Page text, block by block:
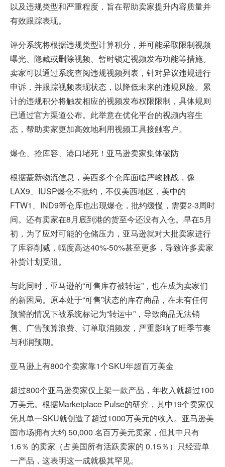
以及违规类型和严重程度，旨在帮助卖家提升内容质量并
有效跟踪表现。
评分系统将根据违规类型计算积分，并可能采取限制视频
曝光、隐藏或删除视频、暂时锁定视频发布功能等措施。
卖家可以通过系统查阅违规视频列表，针对异议违规进行
申诉，并跟踪视频表现状态，以降低未来的违规风险。累
计的违规积分将触发相应的视频发布权限限制，具体规则
已通过官方渠道公布。此举意在优化平台的视频内容生
态，帮助卖家更加高效地利用视频工具接触客户。
爆仓、抢库容、港口堵死！亚马逊卖家集体破防
根据蕞新物流信息，美西多个仓库面临严峻挑战，像
LAX9、IUSP爆仓不批约，不仅美西地区，美中的
FTW1、IND9等仓库也出现爆仓，批约缓慢，需要2-3周时
间。还有卖家在8月底到港的货至今还没有入仓。早在5月
初，为了应对可能的仓储压力，亚马逊就对大批卖家进行
了库容削减，幅度高达40%-50%甚至更多，导致许多卖家
补货计划受阻。
与此同时，亚马逊的“可售库存被转运”，也在成为卖家们
的新困局。原本处于“可售”状态的库存商品，在未有任何
预警的情况下被系统标记为“转运中”，导致商品无法销
售、广告预算浪费、订单取消频发，严重影响了旺季节奏
与利润预期。
亚马逊上有800个卖家靠1个SKU年超百万美金
超过800个亚马逊卖家仅上架一款产品，年收入就超过100
万美元。根据Marketplace Pulse的研究，其中19个卖家仅
凭其单一SKU就创造了超过1000万美元的收入。亚马逊美
国市场拥有大约 50,000 名百万美元卖家，但其中只有
1.6％ 的卖家（占美国所有活跃卖家的 0.15％）只经营单
一产品，这表明这一成就极其罕见。